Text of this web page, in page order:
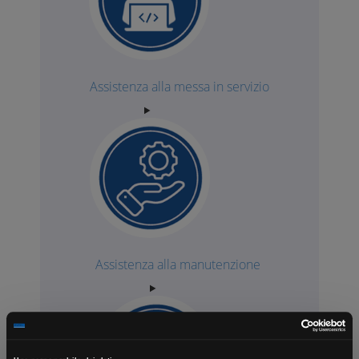
Assistenza alla messa in servizio
Assistenza alla manutenzione